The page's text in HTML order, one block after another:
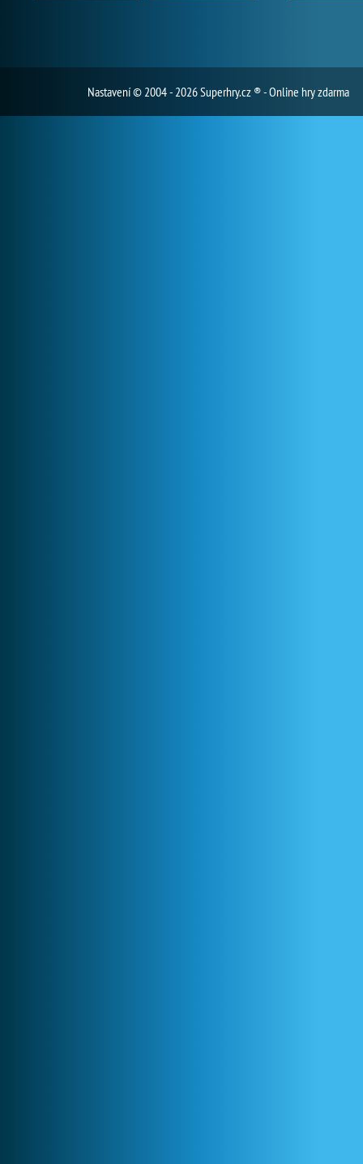
Nastavení© 2004 - 2026 Superhry.cz ® - Online hry zdarma